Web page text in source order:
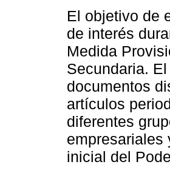
El objetivo de
de interés
Medida
Secundaria.
documentos
artículos
diferentes
empresariales
inicial del